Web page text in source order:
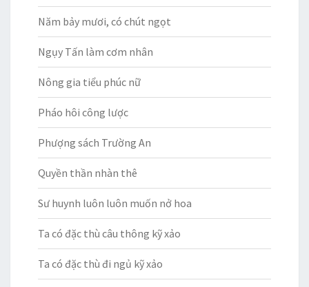
Năm bảy mươi, có chút ngọt
Ngụy Tấn làm cơm nhân
Nông gia tiểu phúc nữ
Pháo hôi công lược
Phượng sách Trường An
Quyền thần nhàn thê
Sư huynh luôn luôn muốn nở hoa
Ta có đặc thù câu thông kỹ xảo
Ta có đặc thù đi ngủ kỹ xảo